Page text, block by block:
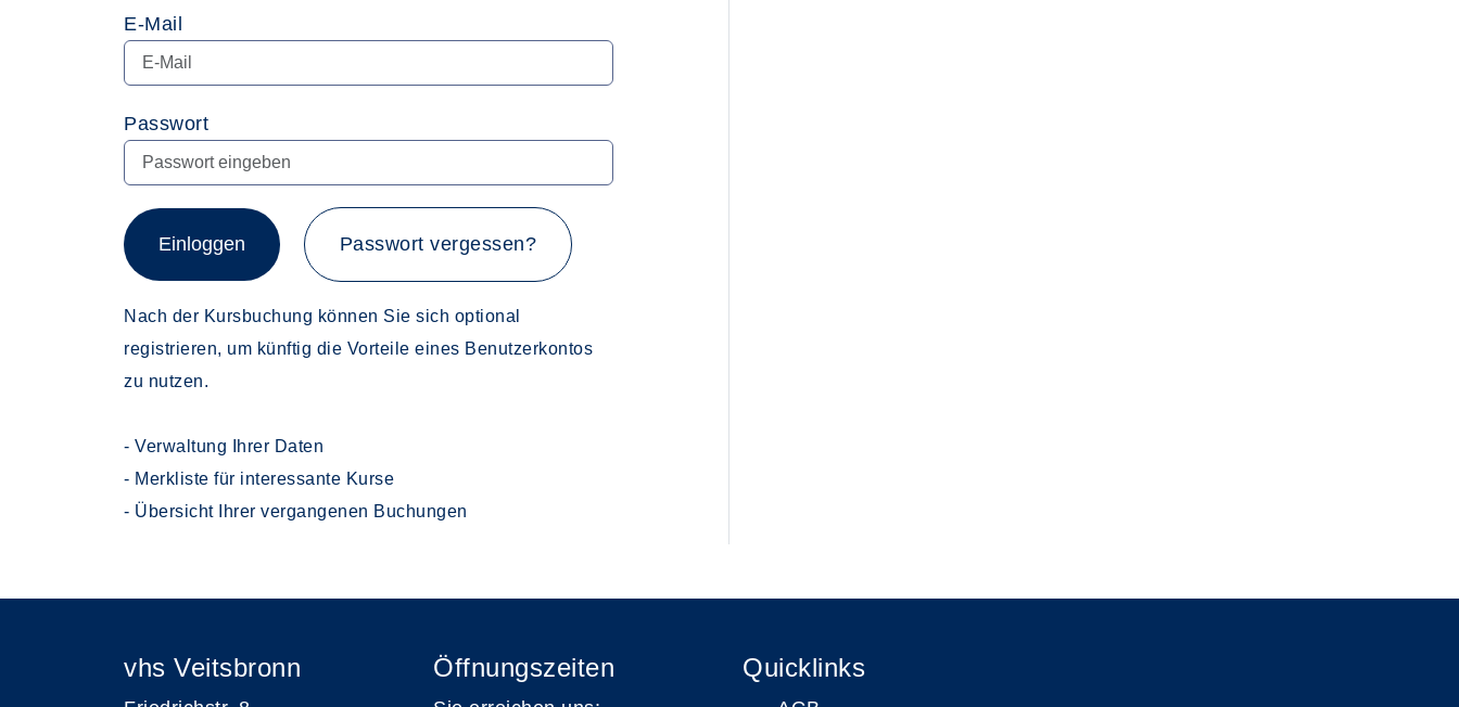
E-Mail
Passwort
Einloggen Passwort vergessen?
Nach der Kursbuchung können Sie sich optional
registrieren, um künftig die Vorteile eines Benutzerkontos
zu nutzen.
- Verwaltung Ihrer Daten
- Merkliste für interessante Kurse
- Übersicht Ihrer vergangenen Buchungen
vhs Veitsbronn Öffnungszeiten Quicklinks